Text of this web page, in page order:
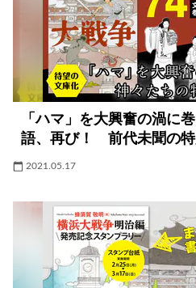
「ハマ」を大興奮の渦に
語、再び！ 前代未聞の特
2021.05.17